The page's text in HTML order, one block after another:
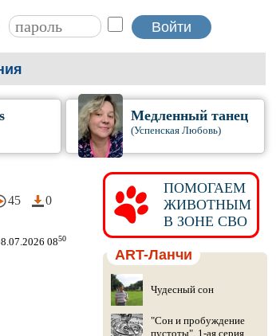
Медленный танец
(Успенская Любовь)
45 0
0850
ПОМОГАЕМ
ЖИВОТНЫМ
В ЗОНЕ СВО
ART-Ланчи
Чудесный сон
"Сон и пробуждение
пустоты", 1-ая серия